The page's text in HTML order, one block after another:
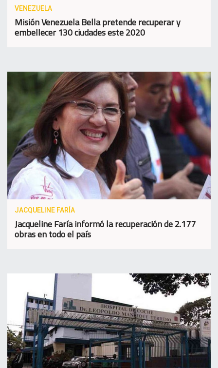
VENEZUELA
Misión Venezuela Bella pretende recuperar y
embellecer 130 ciudades este 2020
JACQUELINE FARÍA
Jacqueline Faría informó la recuperación de 2.177
obras en todo el país